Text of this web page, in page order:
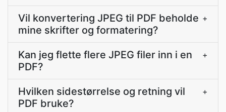
Vil konvertering JPEG til PDF beholde
mine skrifter og formatering?
+
Kan jeg flette flere JPEG filer inn i en
PDF?
+
Hvilken sidestørrelse og retning vil
PDF bruke?
+